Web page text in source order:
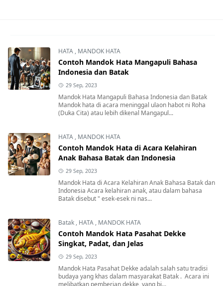
HATA , MANDOK HATA
Contoh Mandok Hata Mangapuli Bahasa
Indonesia dan Batak
29 Sep, 2023
Mandok Hata Mangapuli Bahasa Indonesia dan Batak
Mandok hata di acara meninggal ulaon habot ni Roha
(Duka Cita) atau lebih dikenal Mangapul...
HATA , MANDOK HATA
Contoh Mandok Hata di Acara Kelahiran
Anak Bahasa Batak dan Indonesia
29 Sep, 2023
Mandok Hata di Acara Kelahiran Anak Bahasa Batak dan
Indonesia Acara kelahiran anak, atau dalam bahasa
Batak disebut " esek-esek ni nas...
Batak , HATA , MANDOK HATA
Contoh Mandok Hata Pasahat Dekke
Singkat, Padat, dan Jelas
29 Sep, 2023
Mandok Hata Pasahat Dekke adalah salah satu tradisi
budaya yang khas dalam masyarakat Batak . Acara ini
melibatkan pemberian dekke, yang bi...